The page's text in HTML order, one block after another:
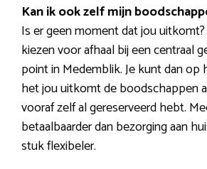
Kan ik ook zelf mijn
Is er geen moment dat jou
kiezen voor afhaal bij een centraal
point in Medemblik. Je kunt dan
het jou uitkomt de boodschappen
vooraf zelf al gereserveerd hebt.
betaalbaarder dan bezorging aan
stuk flexibeler.